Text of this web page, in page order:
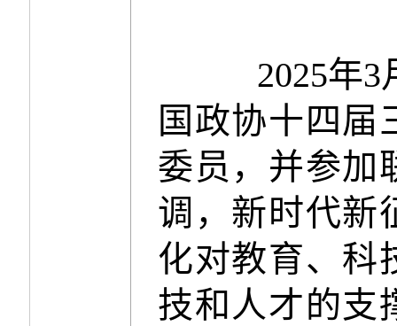
2025年3
国政协十四届
委员，并参加
调，新时代新
化对教育、科
技和人才的支